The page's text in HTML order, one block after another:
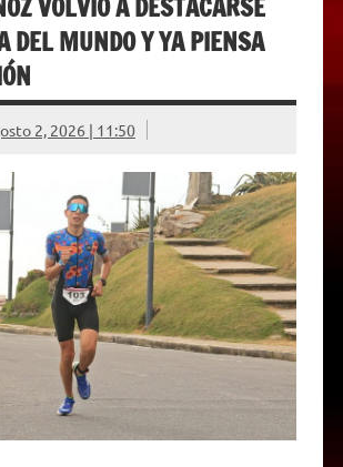
VOLVIÓ A DESTACARSE
DEL MUNDO Y YA PIENSA
2, 2026 | 11:50